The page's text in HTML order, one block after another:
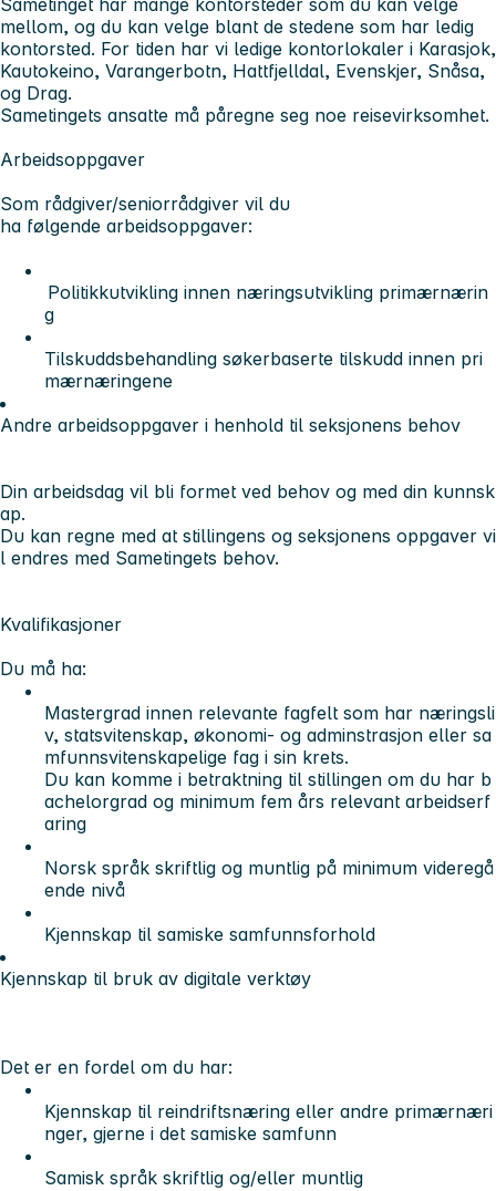
mellom, og du kan velge blant de stedene som har ledig
kontorsted. For tiden har vi ledige kontorlokaler i Karasjok,
Kautokeino, Varangerbotn, Hattfjelldal, Evenskjer, Snåsa,
og Drag.
Sametingets ansatte må påregne seg noe reisevirksomhet.
Arbeidsoppgaver
Som rådgiver/seniorrådgiver vil du
ha følgende arbeidsoppgaver:
Politikkutvikling innen næringsutvikling primærnærin
g
Tilskuddsbehandling søkerbaserte tilskudd innen pri
mærnæringene
Andre arbeidsoppgaver i henhold til seksjonens behov
Din arbeidsdag vil bli formet ved behov og med din kunnsk
ap.
Du kan regne med at stillingens og seksjonens oppgaver vi
l endres med Sametingets behov.
Kvalifikasjoner
Du må ha:
Mastergrad innen relevante fagfelt som har næringsli
v, statsvitenskap, økonomi- og adminstrasjon eller sa
mfunnsvitenskapelige fag i sin krets.
Du kan komme i betraktning til stillingen om du har b
achelorgrad og minimum fem års relevant arbeidserf
aring
Norsk språk skriftlig og muntlig på minimum videregå
ende nivå
Kjennskap til samiske samfunnsforhold
Kjennskap til bruk av digitale verktøy
Det er en fordel om du har:
Kjennskap til reindriftsnæring eller andre primærnæri
nger, gjerne i det samiske samfunn
Samisk språk skriftlig og/eller muntlig